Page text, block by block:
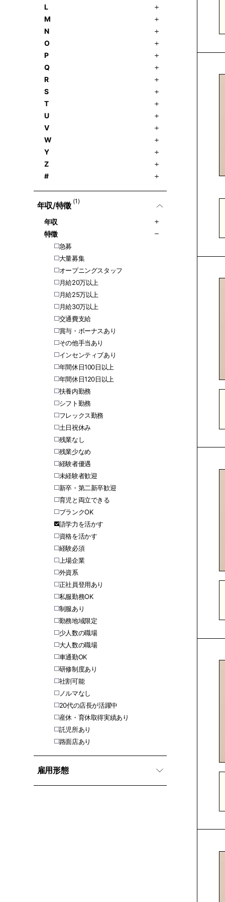
L
M
N
O
P
Q
R
S
T
U
V
W
Y
Z
#
年収/特徵 (1)
年収
特徵
急募
大量募集
オープニングスタッフ
月給20万以上
月給25万以上
月給30万以上
交通費支給
賞与・ボーナスあり
その他手当あり
インセンティブあり
年間休日100日以上
年間休日120日以上
扶養内勤務
シフト勤務
フレックス勤務
土日祝休み
残業なし
残業少なめ
経験者優遇
未経験者歓迎
新卒・第二新卒歓迎
育児と両立できる
ブランクOK
語学力を活かす
資格を活かす
経験必須
上場企業
外資系
正社員登用あり
私服勤務OK
制服あり
勤務地域限定
少人数の職場
大人数の職場
車通勤OK
研修制度あり
社割可能
ノルマなし
20代の店長が活躍中
産休・育休取得実績あり
託児所あり
路面店あり
雇用形態